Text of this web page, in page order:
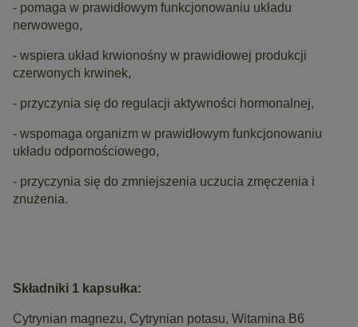
- pomaga w prawidłowym funkcjonowaniu układu
nerwowego,
- wspiera układ krwionośny w prawidłowej produkcji
czerwonych krwinek,
- przyczynia się do regulacji aktywności hormonalnej,
- wspomaga organizm w prawidłowym funkcjonowaniu
układu odpornościowego,
- przyczynia się do zmniejszenia uczucia zmęczenia i
znużenia.
Składniki 1 kapsułka:
Cytrynian magnezu, Cytrynian potasu, Witamina B6